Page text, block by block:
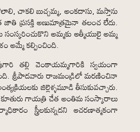
చాకలి బుచ్చమ్మ, అంకదాసు, మస్తాను
ప్రసక్తి అణుమాత్రమైనా తలంచ లేదు.
అమ్మకు ఆత్మీయులై అమ్మ
అమ్మే కల్పించింది.
తల్లి వెంకాయమ్మగారికి స్వయంగా
శ్రీపాదవారు రాజమండ్రిలో మరణించినా
జిల్లెళ్ళమూడి తీసుకువచ్చారు.
గాయత్రి చేత అంతిమ సంస్కారాలు
స్త్రీలకున్నదని ఆచరణాత్మకంగా